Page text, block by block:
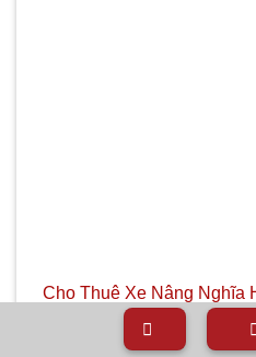
Cho Thuê Xe Nâng Nghĩa
Trường – Giá Tốt Nhất |